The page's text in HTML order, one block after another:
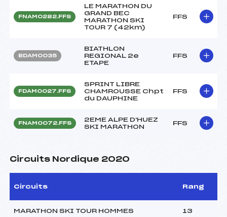
FNAM0282.FFS
LE MARATHON DU
GRAND BEC
MARATHON SKI
TOUR 7 (42km)
FFS
BDAM0035
BIATHLON
REGIONAL 2e
ETAPE
FFS
FDAM0027.FFS
SPRINT LIBRE
CHAMROUSSE Chpt
du DAUPHINE
FFS
FNAM0072.FFS
2EME ALPE D'HUEZ
SKI MARATHON
FFS
Circuits Nordique 2020
Circuits Rang
MARATHON SKI TOUR HOMMES 13